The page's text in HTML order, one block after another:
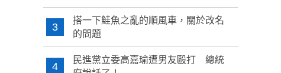
3
搭一下鮭魚之亂的順風車，關於改名
的問題
4
民進黨立委高嘉瑜遭男友毆打 總統